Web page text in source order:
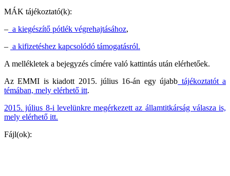
MÁK tájékoztató(k):
– a kiegészítő pótlék végrehajtásához,
– a kifizetéshez kapcsolódó támogatásról.
A mellékletek a bejegyzés címére való kattintás után elérhetőek.
Az EMMI is kiadott 2015. július 16-án egy újabb tájékoztatót a
témában, mely elérhető itt.
2015. július 8-i levelünkre megérkezett az államtitkárság válasza is,
mely elérhető itt.
Fájl(ok):